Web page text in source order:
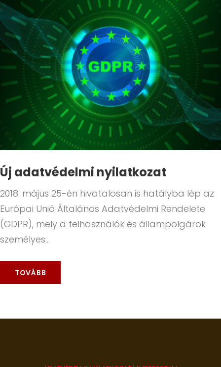
Új adatvédelmi nyilatkozat
2018. május 25-én hivatalosan is hatályba lép az
Európai Unió Általános Adatvédelmi Rendelete
(GDPR), mely a felhasználók és állampolgárok
személyes…
TOVÁBB